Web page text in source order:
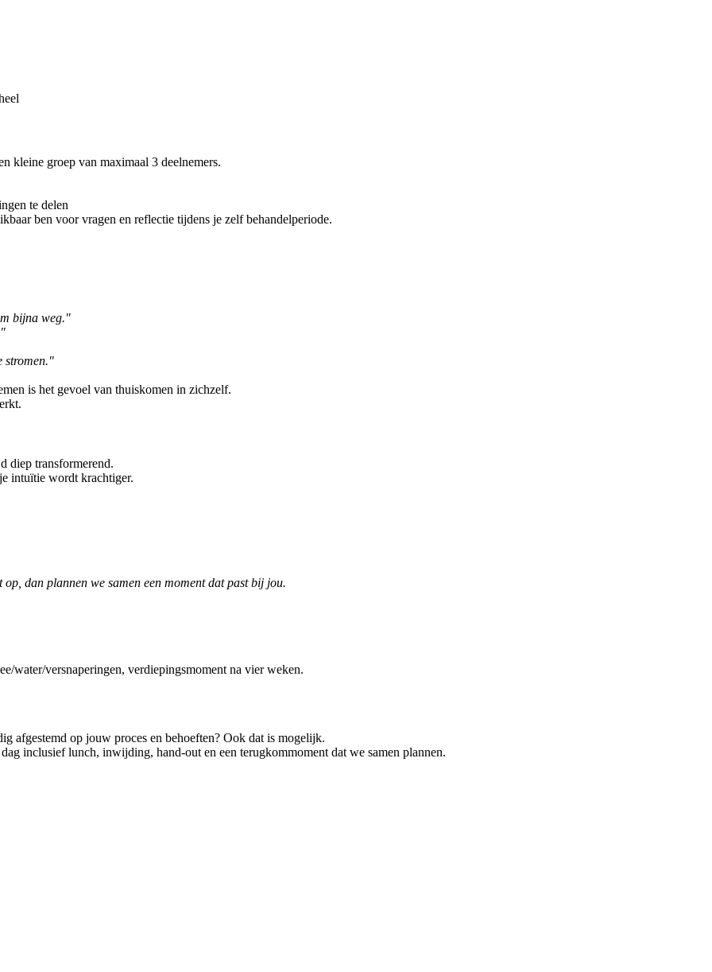
kleine groep van maximaal 3 deelnemers.
te delen
ben voor vragen en reflectie tijdens je zelf behandelperiode.
bijna weg."
stromen."
is het gevoel van thuiskomen in zichzelf.
diep transformerend.
intuïtie wordt krachtiger.
dan plannen we samen een moment dat past bij jou.
versnaperingen, verdiepingsmoment na vier weken.
afgestemd op jouw proces en behoeften? Ook dat is mogelijk.
inclusief lunch, inwijding, hand-out en een terugkommoment dat we samen plannen.